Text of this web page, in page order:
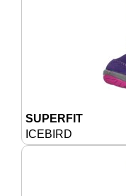
SUPERFIT
ICEBIRD